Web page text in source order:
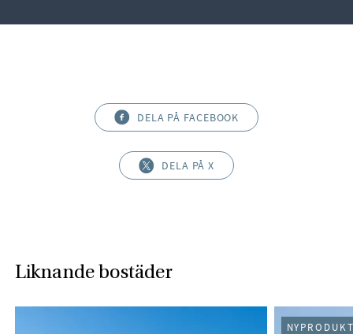
DELA PÅ FACEBOOK
DELA PÅ X
Liknande bostäder